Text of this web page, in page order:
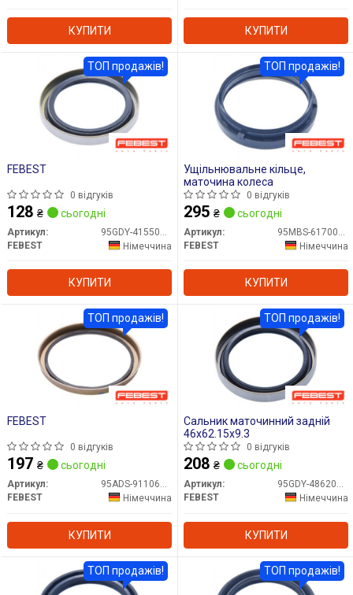
КУПИТИ КУПИТИ
FEBEST
0 відгуків
128 ₴ сьогодні
Артикул:
FEBEST
Німеччина
КУПИТИ
ТОП продажів!
Ущільнювальне кільце,
маточина колеса
0 відгуків
295 ₴ сьогодні
Артикул:
FEBEST
Німеччина
КУПИТИ
ТОП продажів!
FEBEST
0 відгуків
197 ₴ сьогодні
Артикул:
95ADS-911060912X
FEBEST
Німеччина
КУПИТИ
ТОП продажів!
Сальник маточинний задній
46x62.15x9.3
0 відгуків
208 ₴ сьогодні
Артикул:
95GDY-48620909X
FEBEST
Німеччина
КУПИТИ
ТОП продажів!
ТОП продажів! ТОП продажів!